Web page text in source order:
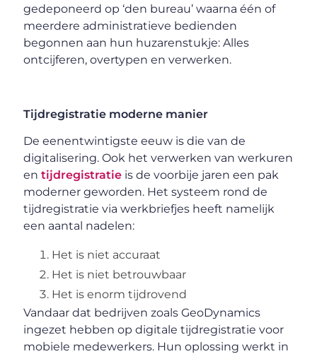
gedeponeerd op ‘den bureau’ waarna één of
meerdere administratieve bedienden
begonnen aan hun huzarenstukje: Alles
ontcijferen, overtypen en verwerken.
Tijdregistratie moderne manier
De eenentwintigste eeuw is die van de
digitalisering. Ook het verwerken van werkuren
entijdregistratie is de voorbije jaren een pak
moderner geworden. Het systeem rond de
tijdregistratie via werkbriefjes heeft namelijk
een aantal nadelen:
Het is niet accuraat
Het is niet betrouwbaar
Het is enorm tijdrovend
Vandaar dat bedrijven zoals GeoDynamics
ingezet hebben op digitale tijdregistratie voor
mobiele medewerkers. Hun oplossing werkt in